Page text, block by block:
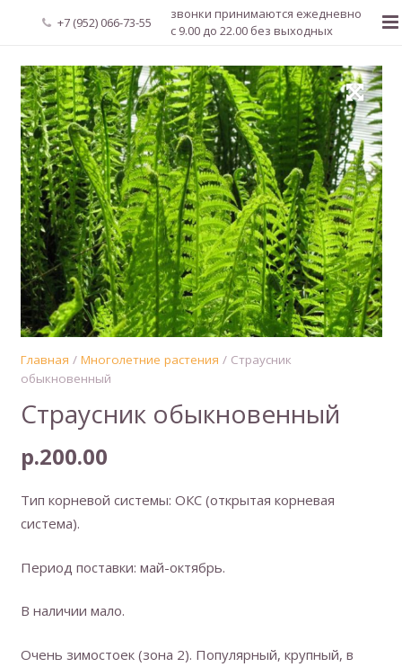
+7 (952) 066-73-55
звонки принимаются ежедневно
с 9.00 до 22.00 без выходных
Главная
О нас
Новости
Каталог растений
Доставка и оплата
Мой аккаунт
Регистрация
Главная / Многолетние растения / Страусник
обыкновенный
Страусник обыкновенный
р.200.00
Тип корневой системы: ОКС (открытая корневая
система).
Период поставки: май-октябрь.
В наличии мало.
Очень зимостоек (зона 2). Популярный, крупный, в